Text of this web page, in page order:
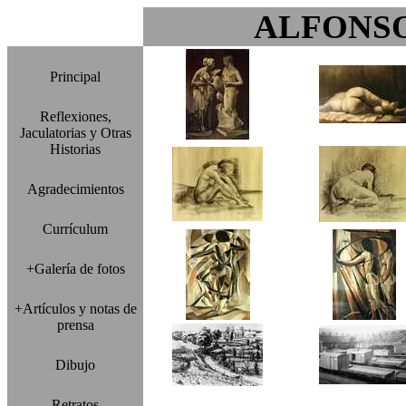
Principal
Reflexiones,
Jaculatorias y Otras
Historias
Agradecimientos
Currículum
+Galería de fotos
+Artículos y notas de
prensa
Dibujo